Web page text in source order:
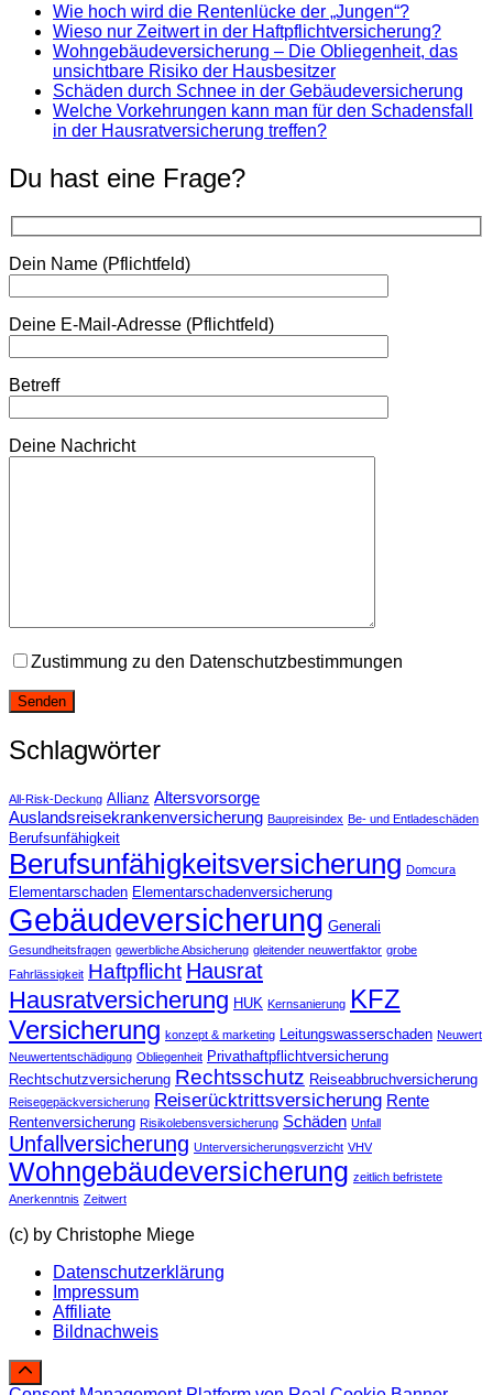
Wie hoch wird die Rentenlücke der „Jungen“?
Wieso nur Zeitwert in der Haftpflichtversicherung?
Wohngebäudeversicherung – Die Obliegenheit, das
unsichtbare Risiko der Hausbesitzer
Schäden durch Schnee in der Gebäudeversicherung
Welche Vorkehrungen kann man für den Schadensfall
in der Hausratversicherung treffen?
Du hast eine Frage?
Dein Name (Pflichtfeld)
Deine E-Mail-Adresse (Pflichtfeld)
Betreff
Deine Nachricht
Zustimmung zu den Datenschutzbestimmungen
Schlagwörter
All-Risk-Deckung Allianz Altersvorsorge
Auslandsreisekrankenversicherung Baupreisindex Be- und Entladeschäden
Berufsunfähigkeit
Berufsunfähigkeitsversicherung Domcura
Elementarschaden Elementarschadenversicherung
Gebäudeversicherung Generali
Gesundheitsfragen gewerbliche Absicherung gleitender neuwertfaktor grobe
Fahrlässigkeit Haftpflicht Hausrat
Hausratversicherung HUK Kernsanierung KFZ
Versicherung konzept & marketing Leitungswasserschaden Neuwert
Neuwertentschädigung Obliegenheit Privathaftpflichtversicherung
Rechtschutzversicherung Rechtsschutz Reiseabbruchversicherung
Reisegepäckversicherung Reiserücktrittsversicherung Rente
Rentenversicherung Risikolebensversicherung Schäden Unfall
Unfallversicherung Unterversicherungsverzicht VHV
Wohngebäudeversicherung zeitlich befristete
Anerkenntnis Zeitwert
(c) by Christophe Miege
Datenschutzerklärung
Impressum
Affiliate
Bildnachweis